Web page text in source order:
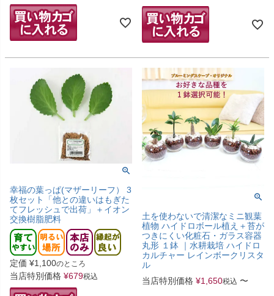
幸福の葉っぱ(マザーリーフ） 3
枚セット「他との違いはもぎた
てフレッシュで出荷」＋イオン
交換樹脂肥料
定価 ¥1,100のところ
当店特別価格 ¥679税込
土を使わないで清潔なミニ観葉
植物 ハイドロボール植え＋苔が
つきにくい化粧石・ガラス容器
丸形 １鉢 ｜水耕栽培 ハイドロ
カルチャー レインボークリスタ
ル
当店特別価格 ¥1,650税込 〜